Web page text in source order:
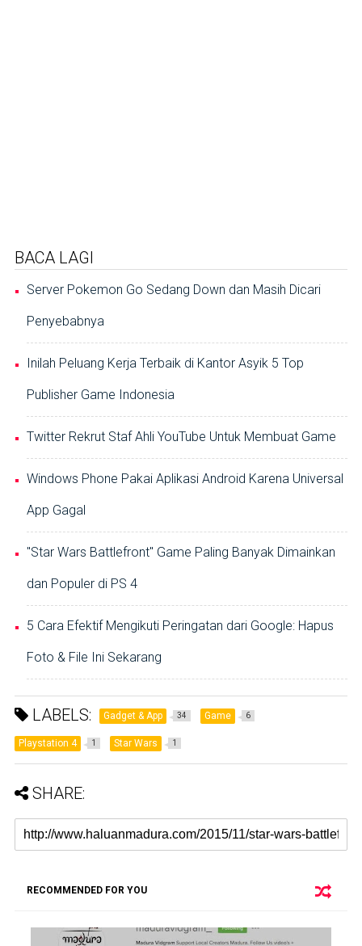
BACA LAGI
Server Pokemon Go Sedang Down dan Masih Dicari
Penyebabnya
Inilah Peluang Kerja Terbaik di Kantor Asyik 5 Top
Publisher Game Indonesia
Twitter Rekrut Staf Ahli YouTube Untuk Membuat Game
Windows Phone Pakai Aplikasi Android Karena Universal
App Gagal
"Star Wars Battlefront" Game Paling Banyak Dimainkan
dan Populer di PS 4
5 Cara Efektif Mengikuti Peringatan dari Google: Hapus
Foto & File Ini Sekarang
LABELS: Gadget & App 34 Game 6
Playstation 4 1 Star Wars 1
SHARE:
RECOMMENDED FOR YOU